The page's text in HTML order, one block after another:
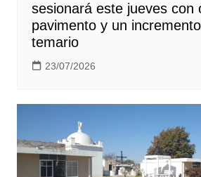
sesionará este jueves con
pavimento y un
temario
23/07/2026